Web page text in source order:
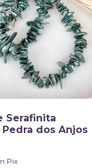
Serafinita
Pedra dos Anjos
Pix